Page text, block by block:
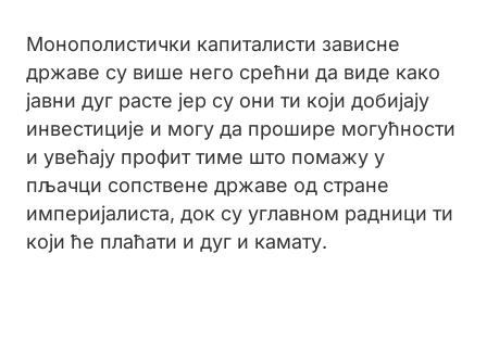
Монополистички капиталисти зависне
државе су више него срећни да виде како
јавни дуг расте јер су они ти који добијају
инвестиције и могу да прошире могућности
и увећају профит тиме што помажу у
пљачци сопствене државе од стране
империјалиста, док су углавном радници ти
који ће плаћати и дуг и камату.